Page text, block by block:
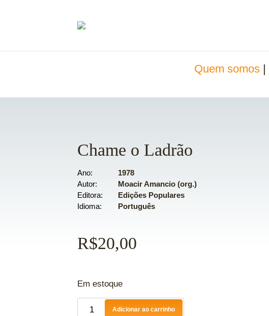
Quem somos
Chame o Ladrão
Ano
1978
Autor
Moacir Amancio (org.)
Editora
Edições Populares
Idioma
Português
R$20,00
Em estoque
Adicionar ao carrinho